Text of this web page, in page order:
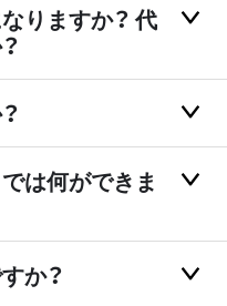
りますか？ 代
は何ができま
か？